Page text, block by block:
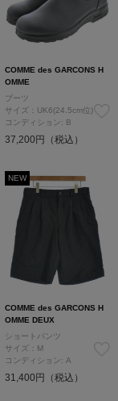
COMME des GARCONS H
OMME
ブーツ
サイズ：UK6(24.5cm位)
コンディション: B
37,200円（税込）
NEW
COMME des GARCONS H
OMME DEUX
ショートパンツ
サイズ：M
コンディション: A
31,400円（税込）